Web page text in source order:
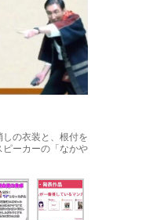
の衣装と、根付を
ーカーの「なかや